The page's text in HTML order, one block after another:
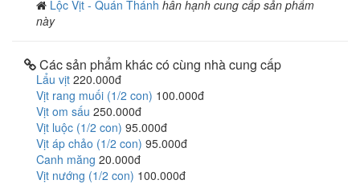
Lộc Vịt - Quán Thánh hân hạnh cung cấp sản phẩm
này
Các sản phẩm khác có cùng nhà cung cấp
Lẩu vịt 220.000đ
Vịt rang muối (1/2 con) 100.000đ
Vịt om sấu 250.000đ
Vịt luộc (1/2 con) 95.000đ
Vịt áp chảo (1/2 con) 95.000đ
Canh măng 20.000đ
Vịt nướng (1/2 con) 100.000đ